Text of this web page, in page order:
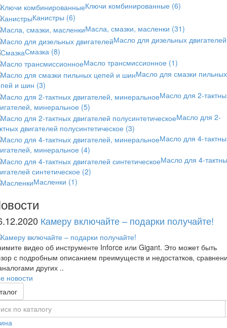
Ключи комбинированные (6)
Канистры (6)
Масла, смазки, масленки (31)
Масло для дизельных двигателей
Смазка (8)
Масло трансмиссионное (1)
Масло для смазки пильных
и шин (3)
Масло для 2-
минеральное (5)
Масло для 2-
двигателей полусинтетическое (3)
Масло для 4-
минеральное (4)
Масло для 4-
синтетическое (2)
Масленки (1)
Камеру включайте – подарки получайте!
видео об инструменте Inforce или Gigant. Это может быть
с подробным описанием преимуществ и недостатков,
других ..
новости